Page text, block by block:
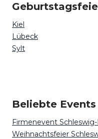
Kiel
Lübeck
Sylt